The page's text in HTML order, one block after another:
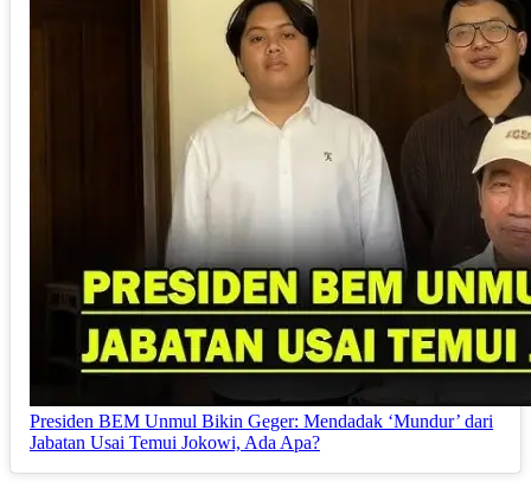
Presiden BEM Unmul Bikin Geger: Mendadak ‘Mundur’ dari
Jabatan Usai Temui Jokowi, Ada Apa?